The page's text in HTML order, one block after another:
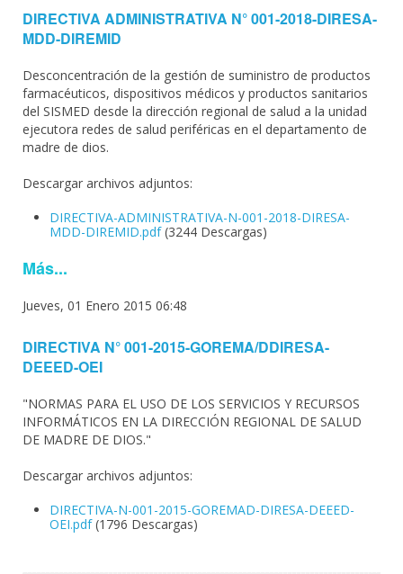
DIRECTIVA ADMINISTRATIVA N° 001-2018-DIRESA-
MDD-DIREMID
Desconcentración de la gestión de suministro de productos
farmacéuticos, dispositivos médicos y productos sanitarios
del SISMED desde la dirección regional de salud a la unidad
ejecutora redes de salud periféricas en el departamento de
madre de dios.
Descargar archivos adjuntos:
DIRECTIVA-ADMINISTRATIVA-N-001-2018-DIRESA-
MDD-DIREMID.pdf(3244 Descargas)
Más...
Jueves, 01 Enero 2015 06:48
DIRECTIVA N° 001-2015-GOREMA/DDIRESA-
DEEED-OEI
"NORMAS PARA EL USO DE LOS SERVICIOS Y RECURSOS
INFORMÁTICOS EN LA DIRECCIÓN REGIONAL DE SALUD
DE MADRE DE DIOS."
Descargar archivos adjuntos:
DIRECTIVA-N-001-2015-GOREMAD-DIRESA-DEEED-
OEI.pdf(1796 Descargas)